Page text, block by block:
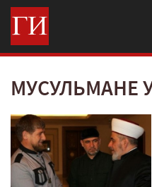
МУСУЛЬМАНЕ